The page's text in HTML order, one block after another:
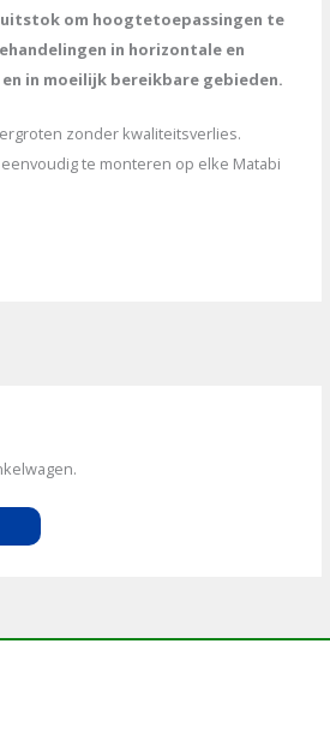
om hoogtetoepassingen te
in horizontale en
in moeilijk bereikbare gebieden.
zonder kwaliteitsverlies.
te monteren op elke Matabi